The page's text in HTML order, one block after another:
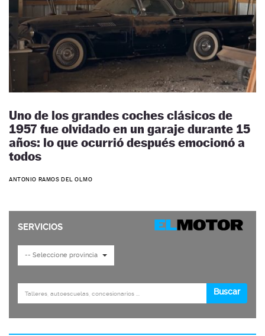
Uno de los grandes coches clásicos de
1957 fue olvidado en un garaje durante 15
años: lo que ocurrió después emocionó a
todos
ANTONIO RAMOS DEL OLMO